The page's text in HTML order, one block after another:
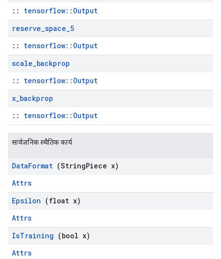
:: tensorflow::Output
reserve_space_5
:: tensorflow::Output
scale_backprop
:: tensorflow::Output
x_backprop
:: tensorflow::Output
सार्वजनिक स्थैतिक कार्य
DataFormat (StringPiece x)
Attrs
Epsilon (float x)
Attrs
IsTraining (bool x)
Attrs